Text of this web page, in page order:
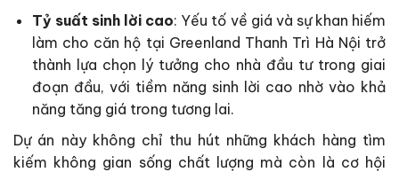
Tỷ suất sinh lời cao: Yếu tố về giá và sự khan hiếm
làm cho căn hộ tại Greenland Thanh Trì Hà Nội trở
thành lựa chọn lý tưởng cho nhà đầu tư trong giai
đoạn đầu, với tiềm năng sinh lời cao nhờ vào khả
năng tăng giá trong tương lai.
Dự án này không chỉ thu hút những khách hàng tìm
kiếm không gian sống chất lượng mà còn là cơ hội